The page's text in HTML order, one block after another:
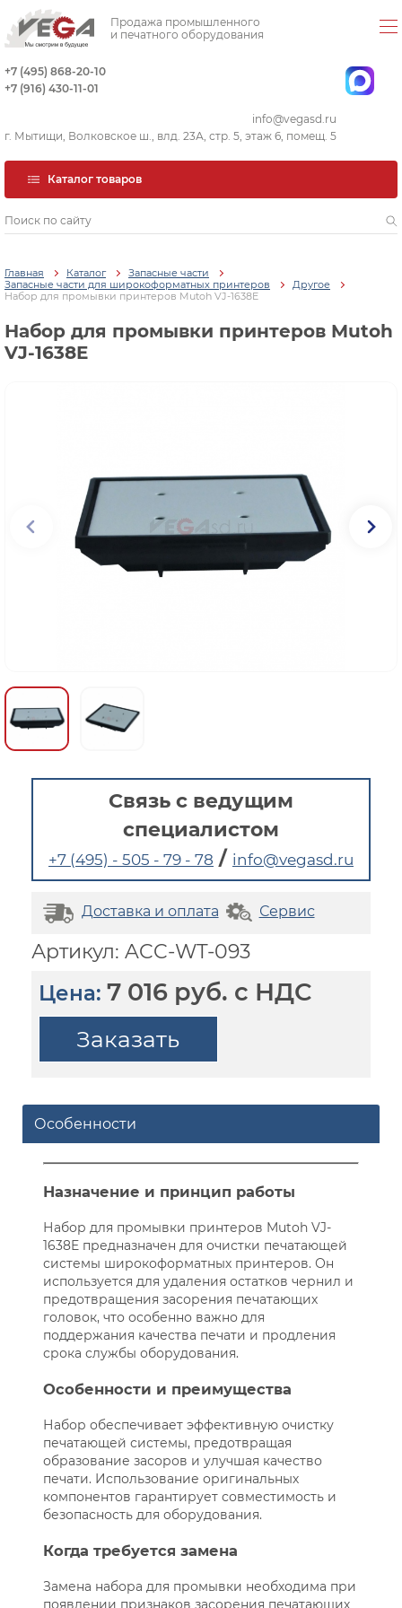
Продажа промышленного
и печатного оборудования
+7 (495) 868-20-10
+7 (916) 430-11-01
info@vegasd.ru
г. Мытищи, Волковское ш., влд. 23А, стр. 5, этаж 6, помещ. 5
Каталог товаров
Главная Каталог
Запасные части
Запасные части для широкоформатных принтеров
Другое
Набор для промывки принтеров Mutoh VJ-1638E
Набор для промывки принтеров Mutoh
VJ-1638E
Связь с ведущим
специалистом
+7 (495) - 505 - 79 - 78 / info@vegasd.ru
Доставка и оплата Сервис
Артикул: ACC-WT-093
Цена: 7 016 руб. с НДС
Заказать
Особенности
Назначение и принцип работы
Набор для промывки принтеров Mutoh VJ-
1638E предназначен для очистки печатающей
системы широкоформатных принтеров. Он
используется для удаления остатков чернил и
предотвращения засорения печатающих
головок, что особенно важно для
поддержания качества печати и продления
срока службы оборудования.
Особенности и преимущества
Набор обеспечивает эффективную очистку
печатающей системы, предотвращая
образование засоров и улучшая качество
печати. Использование оригинальных
компонентов гарантирует совместимость и
безопасность для оборудования.
Когда требуется замена
Замена набора для промывки необходима при
появлении признаков засорения печатающих